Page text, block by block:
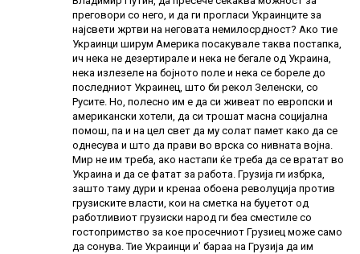
преговори со него, и да ги прогласи Украинците за
најсвети жртви на неговата немилосрдност? Ако тие
Украинци ширум Америка посакувале таква постапка,
ич нека не дезертирале и нека не бегале од Украина,
нека излезеле на бојното поле и нека се бореле до
последниот Украинец, што би рекол Зеленски, со
Русите. Но, полесно им е да си живеат по европски и
американски хотели, да си трошат масна социјална
помош, па и на цел свет да му солат памет како да се
однесува и што да прави во врска со нивната војна.
Мир не им треба, ако настапи ќе треба да се вратат во
Украина и да се фатат за работа. Грузија ги избрка,
зашто таму дури и кренаа обоена револуција против
грузиските власти, кои на сметка на буџетот од
работливиот грузиски народ ги беа сместиле со
гостопримство за кое просечниот Грузиец може само
да сонува. Тие Украинци и’ бараа на Грузија да им